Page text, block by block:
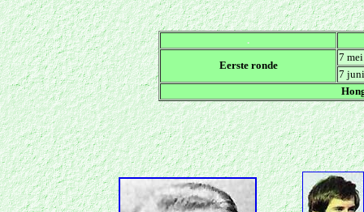
.
Eerste ronde
7
7